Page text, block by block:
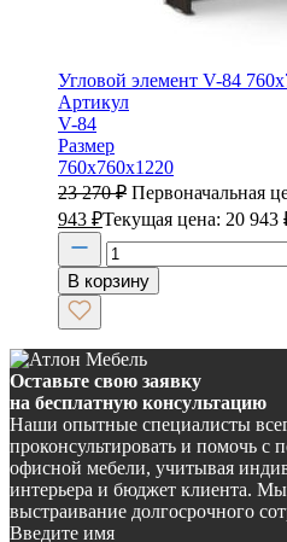
Угловой элемент V-84
Артикул
V-84
Размер
760х760х1220
23 270₽ Первоначальная
943 ₽Текущая цена: 20 943
В корзину
Оставьте свою заявку
на бесплатную консультацию
Наши опытные специалисты
проконсультировать и помочь с
офисной мебели, учитывая
интерьера и бюджет клиента.
выстраивание долгосрочного
Введите имя